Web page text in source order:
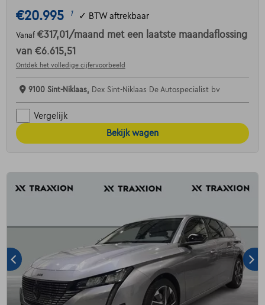
€20.995 1 ✓ BTW aftrekbaar
Vanaf €317,01 /maand met een laatste maandaflossing
van €6.615,51
Ontdek het volledige cijfervoorbeeld
9100 Sint-Niklaas, Dex Sint-Niklaas De Autospecialist bv
Vergelijk
Bekijk wagen